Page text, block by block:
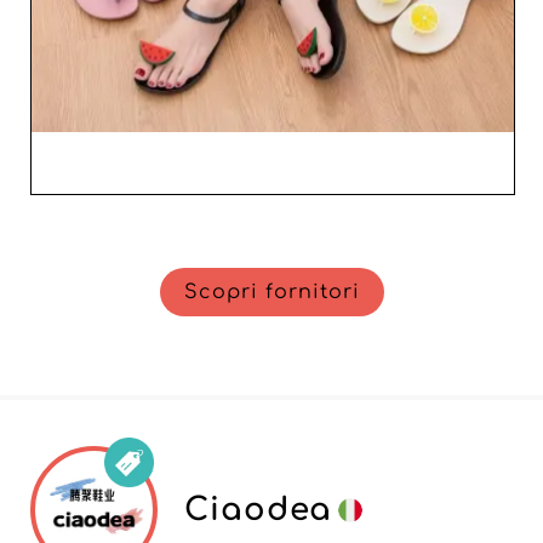
Scopri fornitori
Ciaodea